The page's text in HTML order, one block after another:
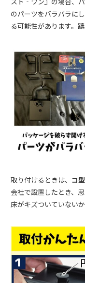
のパーツをバラバラに
る可能性があります。
取り付けるときは、 コ
会社で設置したとき、
床がキズついていない